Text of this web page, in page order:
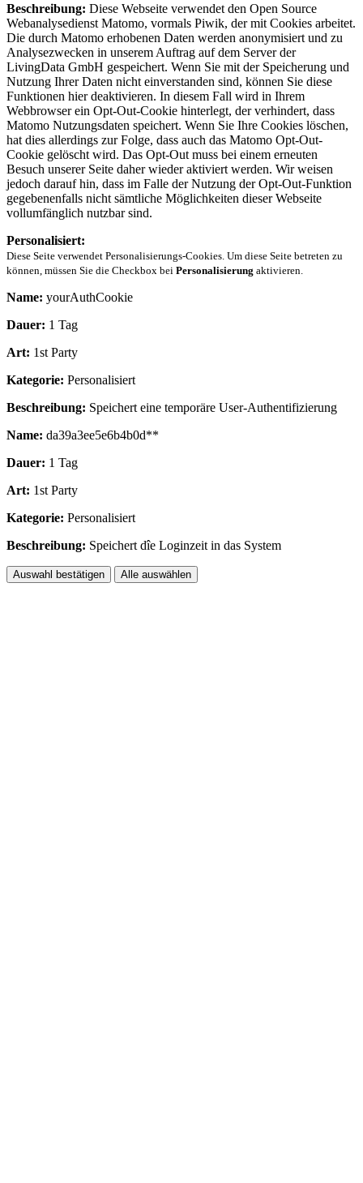
Beschreibung: Diese Webseite verwendet den Open Source
Webanalysedienst Matomo, vormals Piwik, der mit Cookies arbeitet.
Die durch Matomo erhobenen Daten werden anonymisiert und zu
Analysezwecken in unserem Auftrag auf dem Server der
LivingData GmbH gespeichert. Wenn Sie mit der Speicherung und
Nutzung Ihrer Daten nicht einverstanden sind, können Sie diese
Funktionen hier deaktivieren. In diesem Fall wird in Ihrem
Webbrowser ein Opt-Out-Cookie hinterlegt, der verhindert, dass
Matomo Nutzungsdaten speichert. Wenn Sie Ihre Cookies löschen,
hat dies allerdings zur Folge, dass auch das Matomo Opt-Out-
Cookie gelöscht wird. Das Opt-Out muss bei einem erneuten
Besuch unserer Seite daher wieder aktiviert werden. Wir weisen
jedoch darauf hin, dass im Falle der Nutzung der Opt-Out-Funktion
gegebenenfalls nicht sämtliche Möglichkeiten dieser Webseite
vollumfänglich nutzbar sind.
Personalisiert:
Diese Seite verwendet Personalisierungs-Cookies. Um diese Seite betreten zu
können, müssen Sie die Checkbox bei Personalisierung aktivieren.
Name: yourAuthCookie
Dauer: 1 Tag
Art: 1st Party
Kategorie: Personalisiert
Beschreibung: Speichert eine temporäre User-Authentifizierung
Name: da39a3ee5e6b4b0d**
Dauer: 1 Tag
Art: 1st Party
Kategorie: Personalisiert
Beschreibung: Speichert dîe Loginzeit in das System
Auswahl bestätigen Alle auswählen